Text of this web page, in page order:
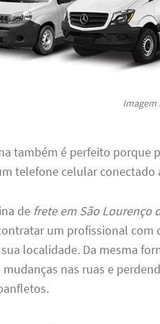
também é perfeito porque
telefone celular conectado
de frete em São Lourenço
um profissional com
localidade. Da mesma
mudanças nas ruas e